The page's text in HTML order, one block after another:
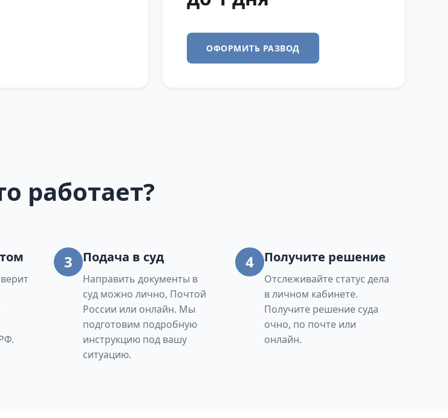
ОФОРМИТЬ РАЗВОД
работает?
3 Подача в суд
Направить документы в
суд можно лично, Почтой
России или онлайн. Мы
подготовим подробную
инструкцию под вашу
ситуацию.
4 Получите решение
Отслеживайте статус дела
в личном кабинете.
Получите решение суда
очно, по почте или
онлайн.